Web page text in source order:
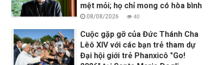
mệt mỏi; họ chỉ mong có hòa bình
08/08/2026 40
Cuộc gặp gỡ của Đức Thánh Cha
Lêô XIV với các bạn trẻ tham dự
Đại hội giới trẻ Phanxicô "Go!